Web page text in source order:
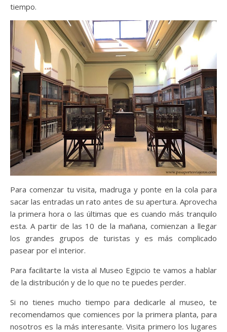
tiempo.
Para comenzar tu visita, madruga y ponte en la cola para
sacar las entradas un rato antes de su apertura. Aprovecha
la primera hora o las últimas que es cuando más tranquilo
esta. A partir de las 10 de la mañana, comienzan a llegar
los grandes grupos de turistas y es más complicado
pasear por el interior.
Para facilitarte la vista al Museo Egipcio te vamos a hablar
de la distribución y de lo que no te puedes perder.
Si no tienes mucho tiempo para dedicarle al museo, te
recomendamos que comiences por la primera planta, para
nosotros es la más interesante. Visita primero los lugares